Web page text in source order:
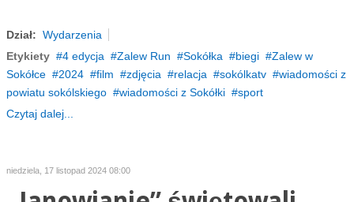
Dział: Wydarzenia
Etykiety
4 edycja Zalew Run Sokółka biegi
Zalew w
Sokółce
2024 film zdjęcia relacja sokólkatv
wiadomości z
powiatu sokólskiego
wiadomości z Sokółki
sport
Czytaj dalej...
niedziela, 17 listopad 2024 08:00